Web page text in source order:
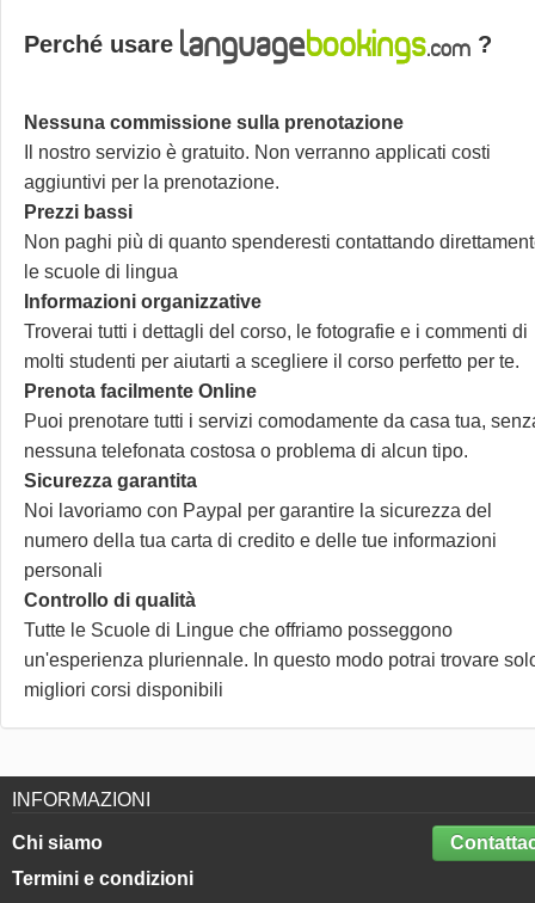
Perché usare ?
Nessuna commissione sulla prenotazione
Il nostro servizio è gratuito. Non verranno applicati costi
aggiuntivi per la prenotazione.
Prezzi bassi
Non paghi più di quanto spenderesti contattando
le scuole di lingua
Informazioni organizzative
Troverai tutti i dettagli del corso, le fotografie e i commenti di
molti studenti per aiutarti a scegliere il corso perfetto per te.
Prenota facilmente Online
Puoi prenotare tutti i servizi comodamente da casa tua,
nessuna telefonata costosa o problema di alcun tipo.
Sicurezza garantita
Noi lavoriamo con Paypal per garantire la sicurezza del
numero della tua carta di credito e delle tue informazioni
personali
Controllo di qualità
Tutte le Scuole di Lingue che offriamo posseggono
un'esperienza pluriennale. In questo modo potrai trovare
migliori corsi disponibili
INFORMAZIONI
Chi siamo
Termini e condizioni